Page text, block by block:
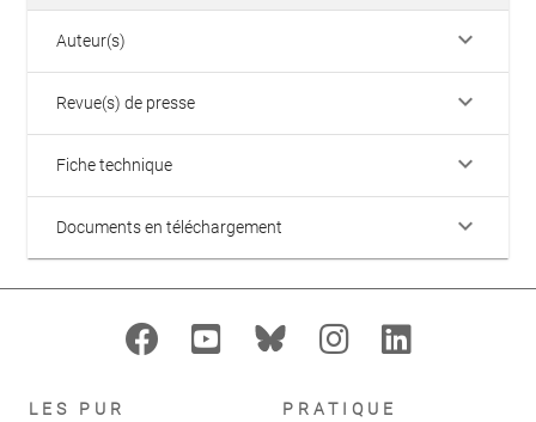
Auteur(s) keyboard_arrow_down
Revue(s) de presse keyboard_arrow_down
Fiche technique keyboard_arrow_down
Documents en téléchargement keyboard_arrow_down
LES PUR PRATIQUE